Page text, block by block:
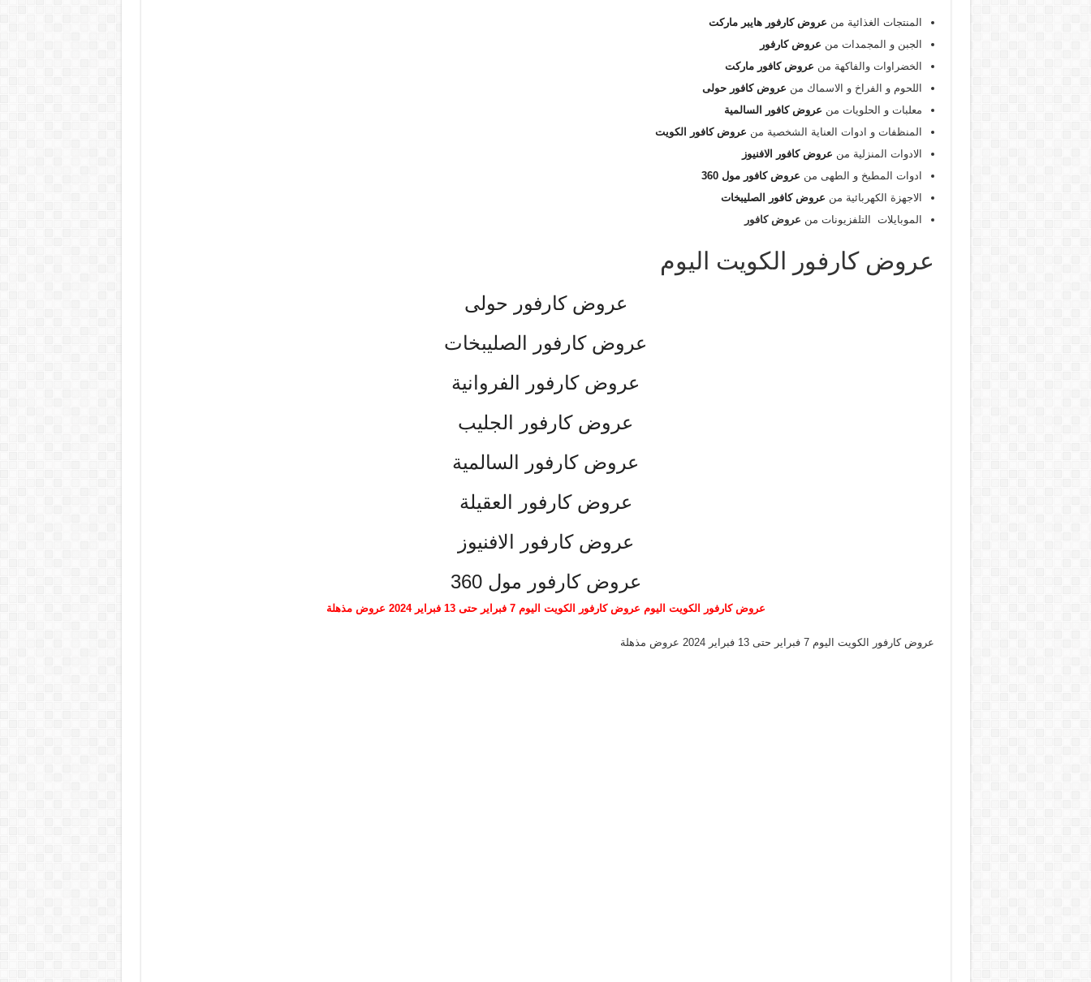
المنتجات الغذائية من عروض كارفور هايبر ماركت
الجبن و المجمدات من عروض كارفور
الخضراوات والفاكهة من عروض كافور ماركت
اللحوم و الفراخ و الاسماك من عروض كافور حولى
معلبات و الحلويات من عروض كافور السالمية
المنظفات و ادوات العناية الشخصية من عروض كافور الكويت
الادوات المنزلية من عروض كافور الافنيوز
ادوات المطبخ و الطهى من عروض كافور مول 360
الاجهزة الكهربائية من عروض كافور الصليبخات
الموبايلات التلفزيونات من عروض كافور
عروض كارفور الكويت اليوم
عروض كارفور حولى
عروض كارفور الصليبخات
عروض كارفور الفروانية
عروض كارفور الجليب
عروض كارفور السالمية
عروض كارفور العقيلة
عروض كارفور الافنيوز
عروض كارفور مول 360
عروض كارفور الكويت اليوم عروض كارفور الكويت اليوم 7 فبراير حتى 13 فبراير 2024 عروض مذهلة
عروض كارفور الكويت اليوم 7 فبراير حتى 13 فبراير 2024 عروض مذهلة